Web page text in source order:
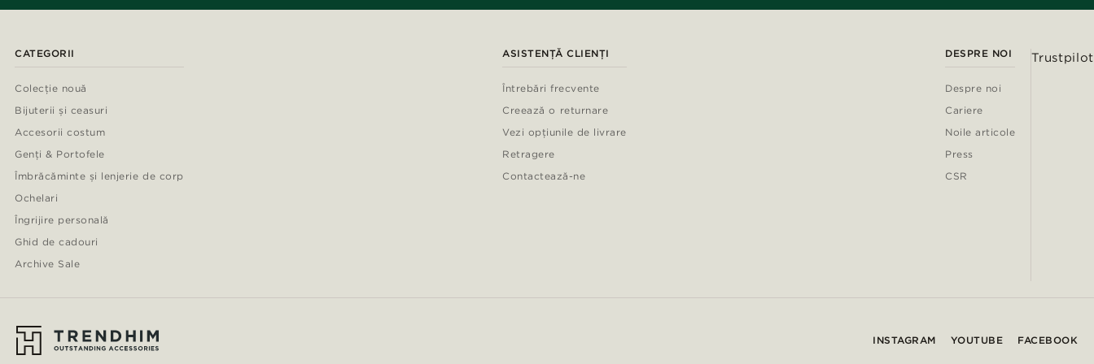
CATEGORII
Colecție nouă
Bijuterii și ceasuri
Accesorii costum
Genți & Portofele
Îmbrăcăminte și lenjerie de corp
Ochelari
Îngrijire personală
Ghid de cadouri
Archive Sale
ASISTENȚĂ CLIENȚI
Întrebări frecvente
Creează o returnare
Vezi opțiunile de livrare
Retragere
Contactează-ne
DESPRE NOI
Despre noi
Cariere
Noile articole
Press
CSR
Trustpilot
INSTAGRAM YOUTUBE FACEBOOK